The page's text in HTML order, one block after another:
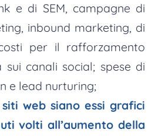
e di SEM, campagne di
inbound marketing, di
per il rafforzamento
sui canali social; spese di
e lead nurturing;
web siano essi grafici
volti all’aumento della